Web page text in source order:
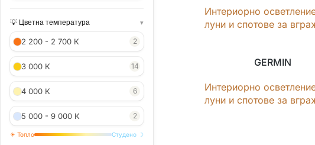
Цветна температура
2 200 - 2 700 К 2
3 000 К 14
4 000 К 6
5 000 - 9 000 К 2
☀ Топло Студено ☽
Интериорно
луни и спотове за
GERMIN
Интериорно
луни и спотове за